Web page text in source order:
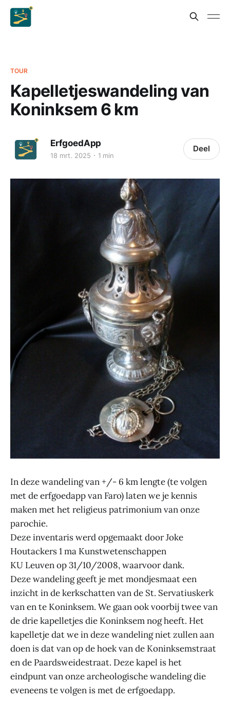
TOUR
Kapelletjeswandeling van
Koninksem 6 km
ErfgoedApp
18 mrt. 2025 1 min
Deel
In deze wandeling van +/- 6 km lengte (te volgen
met de erfgoedapp van Faro) laten we je kennis
maken met het religieus patrimonium van onze
parochie.
Deze inventaris werd opgemaakt door Joke
Houtackers 1 ma Kunstwetenschappen
KU Leuven op 31/10/2008, waarvoor dank.
Deze wandeling geeft je met mondjesmaat een
inzicht in de kerkschatten van de St. Servatiuskerk
van en te Koninksem. We gaan ook voorbij twee van
de drie kapelletjes die Koninksem nog heeft. Het
kapelletje dat we in deze wandeling niet zullen aan
doen is dat van op de hoek van de Koninksemstraat
en de Paardsweidestraat. Deze kapel is het
eindpunt van onze archeologische wandeling die
eveneens te volgen is met de erfgoedapp.